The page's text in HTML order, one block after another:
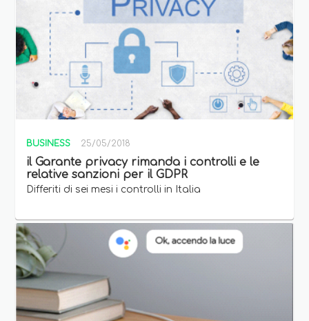
BUSINESS 25/05/2018
il Garante privacy rimanda i controlli e le
relative sanzioni per il GDPR
Differiti di sei mesi i controlli in Italia